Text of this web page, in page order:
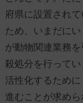
府県に設置され
ため、いまだに
が動物関連業務
殺処分を行って
活性化するため
進むことが求めら